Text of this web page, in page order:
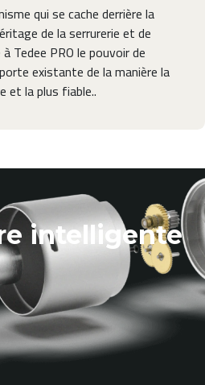
qui se cache derrière la
de la serrurerie et de
Tedee PRO le pouvoir de
existante de la manière la
et la plus fiable..
intelligente